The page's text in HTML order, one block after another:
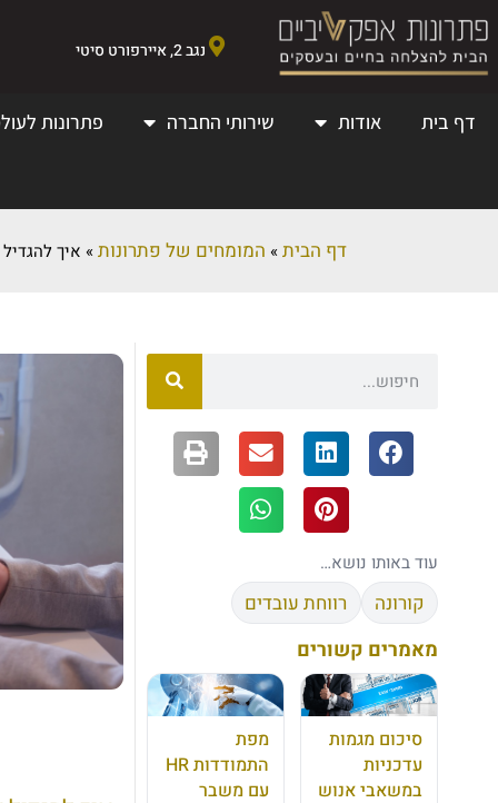
נגב 2, איירפורט סיטי
דף בית אודות שירותי החברה פתרונות
דף הבית» המומחים של פתרונות» איך
עוד באותו נושא…
קורונה רווחת עובדים
מאמרים קשורים
סיכום מגמות
עדכניות
במשאבי אנוש
מפת
התמודדות HR
עם משבר